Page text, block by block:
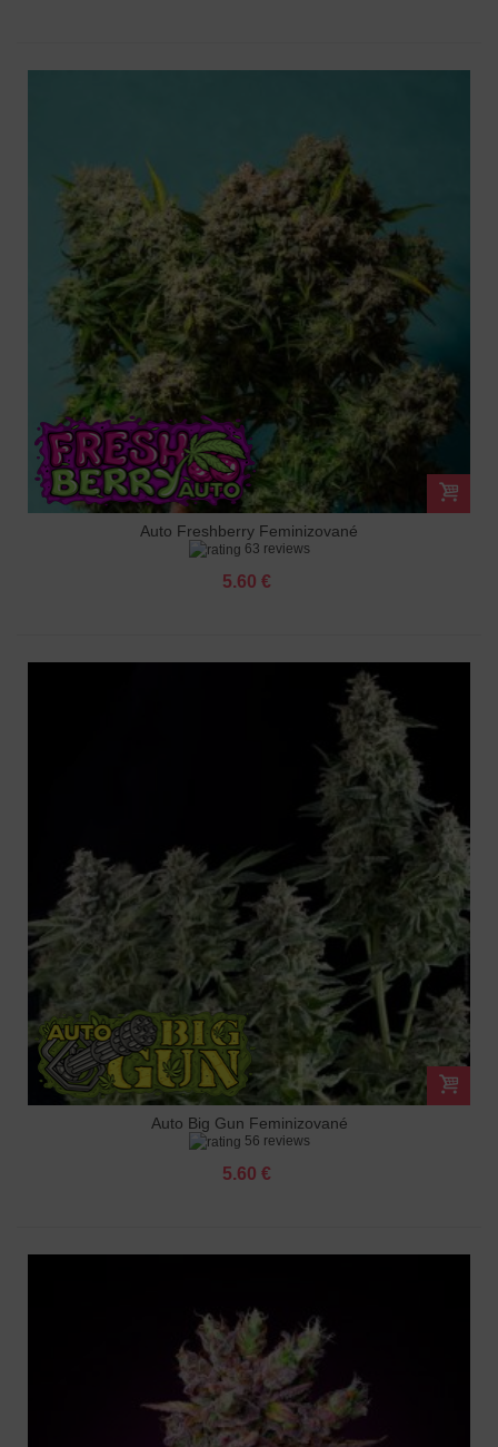
Auto Freshberry Feminizované
63 reviews
5.60 €
Auto Big Gun Feminizované
56 reviews
5.60 €